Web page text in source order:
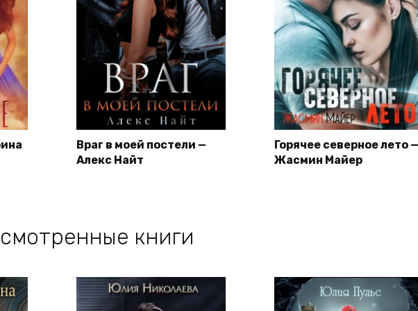
Враг в моей постели —
Алекс Найт
Горячее северное лето —
Жасмин Майер
книги